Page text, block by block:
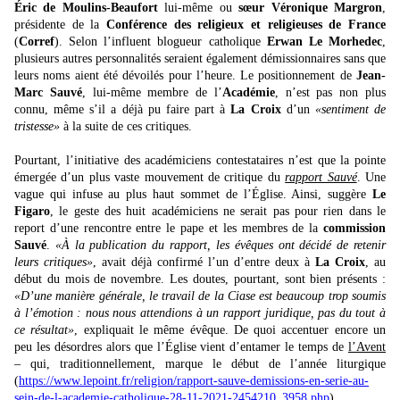
Éric de Moulins-Beaufortlui-même ousœur Véronique Margron,
présidente de la Conférence des religieux et religieuses de France
(Corref). Selon l’influent blogueur catholique Erwan Le Morhedec,
plusieurs autres personnalités seraient également démissionnaires sans que
leurs noms aient été dévoilés pour l’heure. Le positionnement de Jean-
Marc Sauvé, lui-même membre de l’Académie, n’est pas non plus
connu, même s’il a déjà pu faire part àLa Croixd’un «sentiment de
tristesse» à la suite de ces critiques.
Pourtant, l’initiative des académiciens contestataires n’est que la pointe
émergée d’un plus vaste mouvement de critique durapport Sauvé. Une
vague qui infuse au plus haut sommet de l’Église. Ainsi, suggère Le
Figaro, le geste des huit académiciens ne serait pas pour rien dans le
report d’une rencontre entre le pape et les membres de la commission
Sauvé. «À la publication du rapport, les évêques ont décidé de retenir
leurs critiques», avait déjà confirmé l’un d’entre deux à La Croix, au
début du mois de novembre. Les doutes, pourtant, sont bien présents :
«D’une manière générale, le travail de la Ciase est beaucoup trop soumis
à l’émotion : nous nous attendions à un rapport juridique, pas du tout à
ce résultat», expliquait le même évêque. De quoi accentuer encore un
peu les désordres alors que l’Église vient d’entamer le temps de l’Avent
– qui, traditionnellement, marque le début de l’année liturgique
(https://www.lepoint.fr/religion/rapport-sauve-demissions-en-serie-au-